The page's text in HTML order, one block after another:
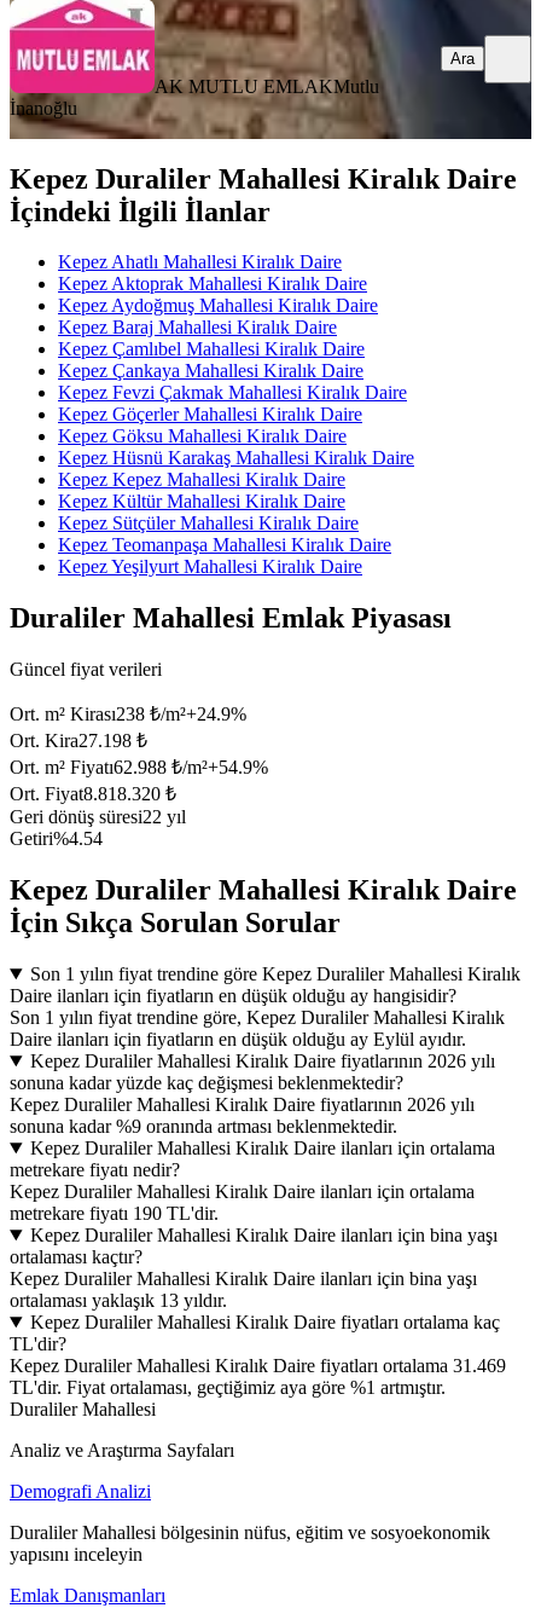
AK MUTLU EMLAKMutlu
İnanoğlu
Ara
Kepez Duraliler Mahallesi Kiralık Daire
İçindeki İlgili İlanlar
Kepez Ahatlı Mahallesi Kiralık Daire
Kepez Aktoprak Mahallesi Kiralık Daire
Kepez Aydoğmuş Mahallesi Kiralık Daire
Kepez Baraj Mahallesi Kiralık Daire
Kepez Çamlıbel Mahallesi Kiralık Daire
Kepez Çankaya Mahallesi Kiralık Daire
Kepez Fevzi Çakmak Mahallesi Kiralık Daire
Kepez Göçerler Mahallesi Kiralık Daire
Kepez Göksu Mahallesi Kiralık Daire
Kepez Hüsnü Karakaş Mahallesi Kiralık Daire
Kepez Kepez Mahallesi Kiralık Daire
Kepez Kültür Mahallesi Kiralık Daire
Kepez Sütçüler Mahallesi Kiralık Daire
Kepez Teomanpaşa Mahallesi Kiralık Daire
Kepez Yeşilyurt Mahallesi Kiralık Daire
Duraliler Mahallesi Emlak Piyasası
Güncel fiyat verileri
Ort. m² Kirası238 ₺/m²+24.9%
Ort. Kira27.198 ₺
Ort. m² Fiyatı62.988 ₺/m²+54.9%
Ort. Fiyat8.818.320 ₺
Geri dönüş süresi22 yıl
Getiri%4.54
Kepez Duraliler Mahallesi Kiralık Daire
İçin Sıkça Sorulan Sorular
Son 1 yılın fiyat trendine göre Kepez Duraliler Mahallesi Kiralık
Daire ilanları için fiyatların en düşük olduğu ay hangisidir?
Son 1 yılın fiyat trendine göre, Kepez Duraliler Mahallesi Kiralık
Daire ilanları için fiyatların en düşük olduğu ay Eylül ayıdır.
Kepez Duraliler Mahallesi Kiralık Daire fiyatlarının 2026 yılı
sonuna kadar yüzde kaç değişmesi beklenmektedir?
Kepez Duraliler Mahallesi Kiralık Daire fiyatlarının 2026 yılı
sonuna kadar %9 oranında artması beklenmektedir.
Kepez Duraliler Mahallesi Kiralık Daire ilanları için ortalama
metrekare fiyatı nedir?
Kepez Duraliler Mahallesi Kiralık Daire ilanları için ortalama
metrekare fiyatı 190 TL'dir.
Kepez Duraliler Mahallesi Kiralık Daire ilanları için bina yaşı
ortalaması kaçtır?
Kepez Duraliler Mahallesi Kiralık Daire ilanları için bina yaşı
ortalaması yaklaşık 13 yıldır.
Kepez Duraliler Mahallesi Kiralık Daire fiyatları ortalama kaç
TL'dir?
Kepez Duraliler Mahallesi Kiralık Daire fiyatları ortalama 31.469
TL'dir. Fiyat ortalaması, geçtiğimiz aya göre %1 artmıştır.
Duraliler Mahallesi
Analiz ve Araştırma Sayfaları
Demografi Analizi
Duraliler Mahallesi bölgesinin nüfus, eğitim ve sosyoekonomik
yapısını inceleyin
Emlak Danışmanları